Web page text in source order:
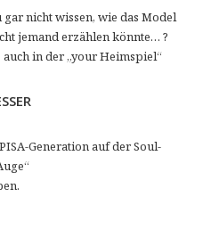
nicht wissen, wie das Model
jemand erzählen könnte… ?
in der „your Heimspiel“
Generation auf der Soul-